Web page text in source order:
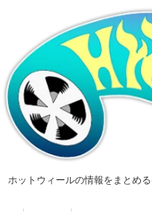
ホットウィールの情報をまとめ